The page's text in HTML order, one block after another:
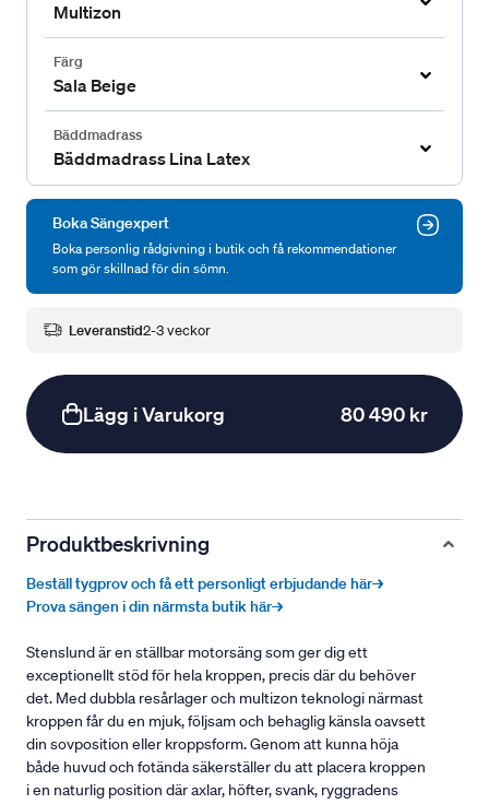
Multizon
Färg
Sala Beige
Bäddmadrass
Bäddmadrass Lina Latex
Boka Sängexpert
Boka personlig rådgivning i butik och få rekommendationer
som gör skillnad för din sömn.
Leveranstid2-3 veckor
Lägg i Varukorg 80 490 kr
Produktbeskrivning
Beställ tygprov och få ett personligt erbjudande här→
Prova sängen i din närmsta butik här→
Stenslund är en ställbar motorsäng som ger dig ett
exceptionellt stöd för hela kroppen, precis där du behöver
det. Med dubbla resårlager och multizon teknologi närmast
kroppen får du en mjuk, följsam och behaglig känsla oavsett
din sovposition eller kroppsform. Genom att kunna höja
både huvud och fotända säkerställer du att placera kroppen
i en naturlig position där axlar, höfter, svank, ryggradens